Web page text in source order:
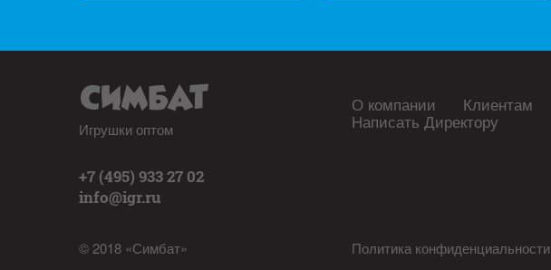
Игрушки оптом
+7 (495) 933 27 02
info@igr.ru
© 2018 «Симбат»
О компании Клиентам
Написать Директору
Политика конфиденциальности